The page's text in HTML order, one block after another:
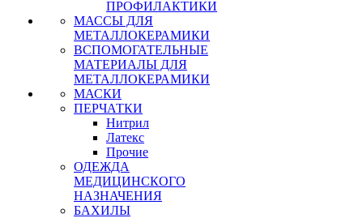
ПРОФИЛАКТИКИ
МАССЫ ДЛЯ
МЕТАЛЛОКЕРАМИКИ
ВСПОМОГАТЕЛЬНЫЕ
МАТЕРИАЛЫ ДЛЯ
МЕТАЛЛОКЕРАМИКИ
МАСКИ
ПЕРЧАТКИ
Нитрил
Латекс
Прочие
ОДЕЖДА
МЕДИЦИНСКОГО
НАЗНАЧЕНИЯ
БАХИЛЫ